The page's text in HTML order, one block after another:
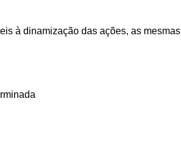
à dinamização das ações, as mesmas